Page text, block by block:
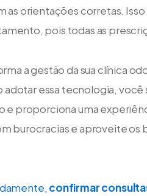
as orientações corretas.
pois todas as
a gestão da sua clínica
essa tecnologia, você
proporciona uma
burocracias e aproveite os
confirmar